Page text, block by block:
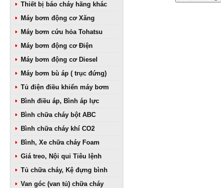
Thiết bị báo cháy hãng khác
Máy bơm động cơ Xăng
Máy bơm cứu hỏa Tohatsu
Máy bơm động cơ Điện
Máy bơm động cơ Diesel
Máy bơm bù áp ( trục đứng)
Tủ điện điều khiển máy bơm
Bình điều áp, Bình áp lực
Bình chữa cháy bột ABC
Bình chữa cháy khí CO2
Bình, Xe chữa cháy Foam
Giá treo, Nội qui Tiêu lệnh
Tủ chữa cháy, Kệ đựng bình
Van góc (van tủ) chữa cháy